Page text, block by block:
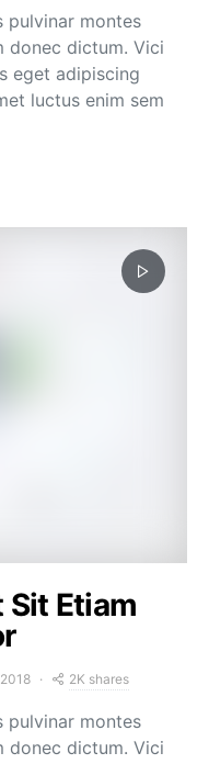
pulvinar montes
donec dictum. Vici
eget adipiscing
luctus enim sem
Sit Etiam
2K shares
pulvinar montes
donec dictum. Vici